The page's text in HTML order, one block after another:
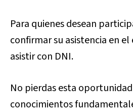
Para quienes desean
confirmar su asistencia en
asistir con DNI.
No pierdas esta
conocimientos